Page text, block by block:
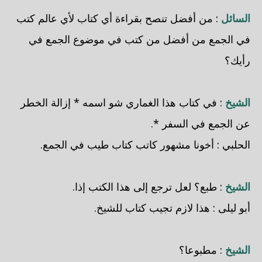
السائل : من أفضل تنصح بقراءة أي كتاب لأي عالم كتب
في الجمع من أفضل من كتب في موضوع الجمع في
رأيك؟
الشيخ : في كتاب هذا الغماري شو اسمه * إزالة الخطر
عن الجمع في السفر *.
الحلبي : أخونا مشهور كاتب كتاب طيب في الجمع.
الشيخ : طبع؟ لعل ترجع إلى هذا الكتب إذا.
أبو ليلى : هذا لازم تجيب كتاب للشيخ.
الشيخ : مطبوعا؟